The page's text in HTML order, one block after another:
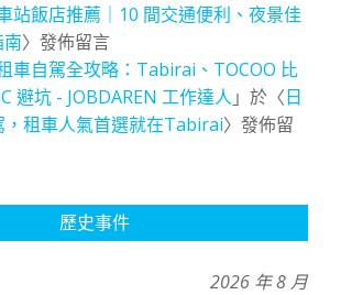
站飯店推薦｜10 間交通便利、夜景佳
〉發佈留言
車自駕全攻略：Tabirai、TOCOO 比
避坑 - JOBDAREN 工作達人 」於〈日
，租車人氣首選就在Tabirai〉發佈留
歷史事件
2026 年 8 月